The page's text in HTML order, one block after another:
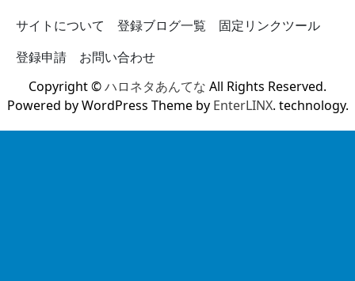
サイトについて 登録ブログ一覧
固定リンクツール
登録申請
お問い合わせ
Copyright ©ハロネタあんてな All Rights Reserved.
Powered by WordPress Theme by EnterLINX. technology.